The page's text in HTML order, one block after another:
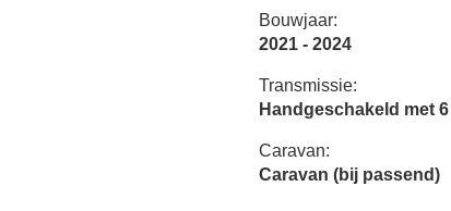
Bouwjaar:
2021 - 2024
Transmissie:
Handgeschakeld met
Caravan:
Caravan (bij passend)